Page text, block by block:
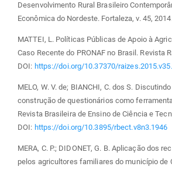
Desenvolvimento Rural Brasileiro
Econômica do Nordeste. Fortaleza, v. 45,
MATTEI, L. Políticas Públicas de Apoio à
Caso Recente do PRONAF no Brasil. Revista
DOI: https://doi.org/10.37370/
MELO, W. V. de; BIANCHI, C. dos S.
construção de questionários como
Revista Brasileira de Ensino de Ciência e
DOI: https://doi.org/10.3895/rbect.v8n3.1946
MERA, C. P.; DIDONET, G. B. Aplicação dos
pelos agricultores familiares do município de